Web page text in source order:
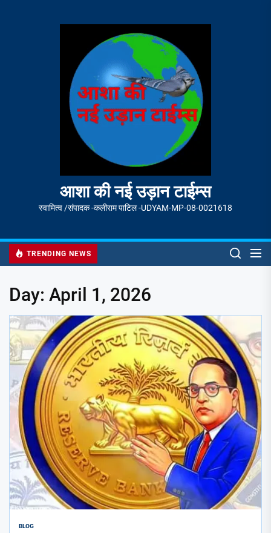
आशा की नई उड़ान टाईम्स
स्वामित्व /संपादक -कलीराम पाटिल -UDYAM-MP-08-0021618
TRENDING NEWS
Day: April 1, 2026
BLOG